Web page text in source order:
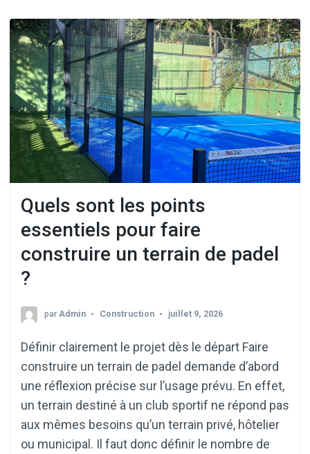
Quels sont les points
essentiels pour faire
construire un terrain de padel
?
parAdmin Construction juillet 9, 2026
Définir clairement le projet dès le départ Faire
construire un terrain de padel demande d’abord
une réflexion précise sur l’usage prévu. En effet,
un terrain destiné à un club sportif ne répond pas
aux mêmes besoins qu’un terrain privé, hôtelier
ou municipal. Il faut donc définir le nombre de